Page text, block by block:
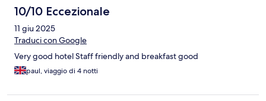
10/10 Eccezionale
11 giu 2025
Traduci con Google
Very good hotel Staff friendly and breakfast good
paul, viaggio di 4 notti